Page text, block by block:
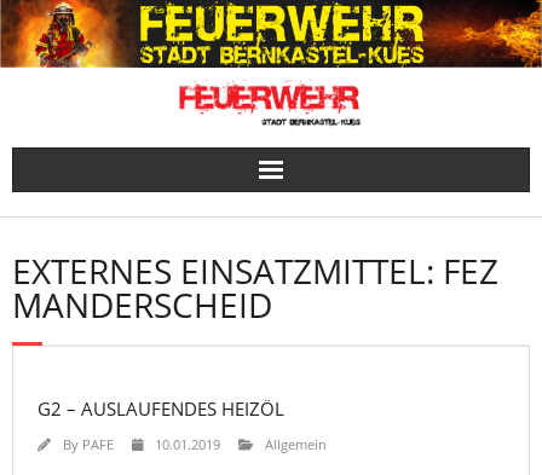
Skip
to
content
EXTERNES EINSATZMITTEL: FEZ
MANDERSCHEID
G2 – AUSLAUFENDES HEIZÖL
By PAFE 10.01.2019 Allgemein